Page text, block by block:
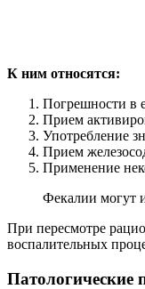
К ним относятся:
Погрешности в
Прием
Употребление
Прием
Применение
Фекалии могут
При пересмотре
воспалительных
Патологические